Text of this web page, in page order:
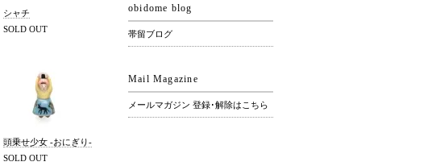
シャチ
SOLD OUT
頭乗せ少女 -おにぎり-
SOLD OUT
obidome blog
帯留ブログ
Mail Magazine
メールマガジン 登録･解除はこちら